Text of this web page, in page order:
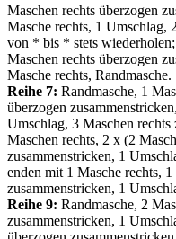
Maschen rechts überzogen
Masche rechts, 1 Umschlag,
von * bis * stets
Maschen rechts überzogen
Masche rechts, Randmasche.
Reihe 7: Randmasche, 1
überzogen
Umschlag, 3 Maschen
Maschen rechts, 2 х (2
zusammenstricken, 1
enden mit 1 Masche rechts,
zusammenstricken, 1
Reihe 9: Randmasche, 2
zusammenstricken, 1